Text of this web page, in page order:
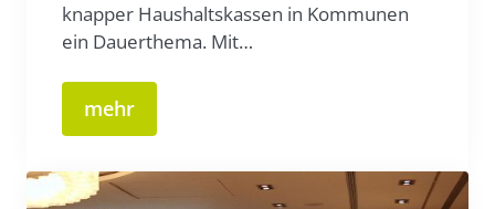
knapper Haushaltskassen in Kommunen
ein Dauerthema. Mit…
mehr